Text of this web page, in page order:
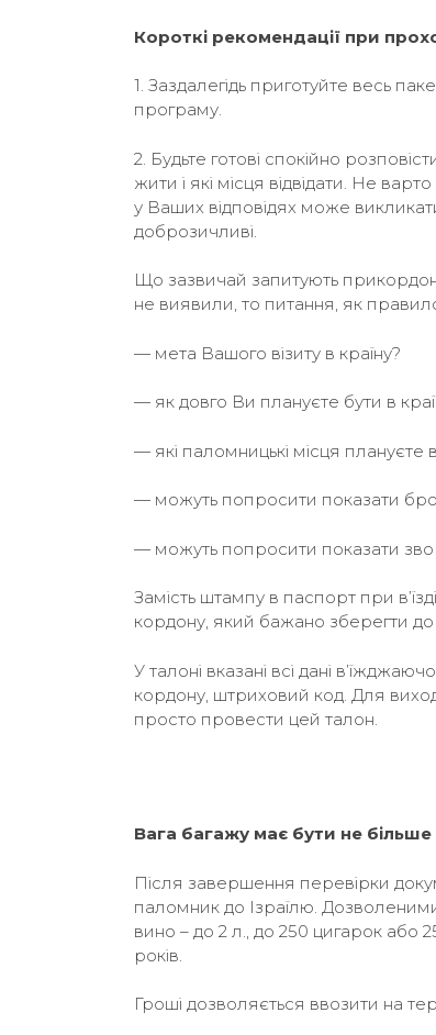
Короткі рекомендації при
1. Заздалегідь приготуйте весь
програму.
2. Будьте готові спокійно
жити і які місця відвідати. Не
у Ваших відповідях може викликати
доброзичливі.
Що зазвичай запитують
не виявили, то питання, як
— мета Вашого візиту в країну?
— як довго Ви плануєте бути в
— які паломницькі місця плануєте
— можуть попросити показати
— можуть попросити показати
Замість штампу в паспорт при
кордону, який бажано зберегти до
У талоні вказані всі дані
кордону, штриховий код. Для
просто провести цей талон.
Вага багажу має бути не більше
Після завершення перевірки
паломник до Ізраїлю.
вино – до 2 л., до 250 цигарок або
років.
Гроші дозволяється ввозити на